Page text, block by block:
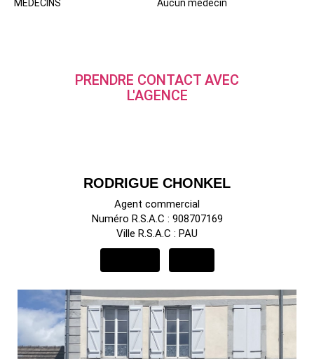
MÉDECINS Aucun médecin
PRENDRE CONTACT AVEC
L'AGENCE
RODRIGUE CHONKEL
Agent commercial
Numéro R.S.A.C : 908707169
Ville R.S.A.C : PAU